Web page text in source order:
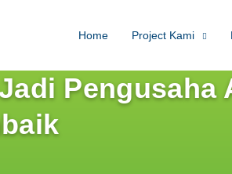
Home Project Kami
Pengusaha